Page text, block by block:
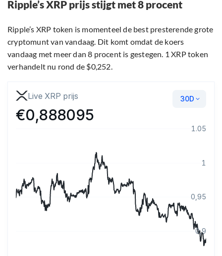
Ripple’s XRP prijs stijgt met 8 procent
Ripple’s XRP token is momenteel de best presterende grote
cryptomunt van vandaag. Dit komt omdat de koers
vandaag met meer dan 8 procent is gestegen. 1 XRP token
verhandelt nu rond de $0,252.